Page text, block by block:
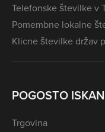
Telefonske številke v
Pomembne lokalne
Klicne številke držav
POGOSTO
Trgovina